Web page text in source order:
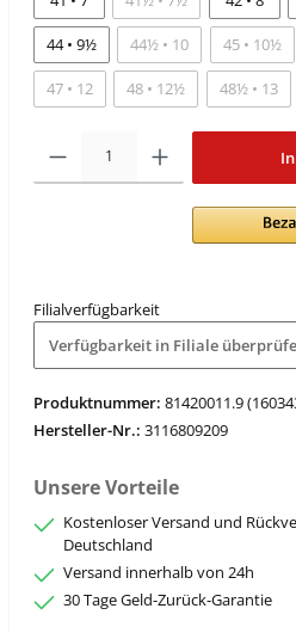
44 • 9½ 44½ • 10 45 • 10½
47 • 12 48 • 12½ 48½ • 13
Filialverfügbarkeit
Verfügbarkeit in Filiale
Produktnummer: 81420011.9
Hersteller-Nr.: 3116809209
Unsere Vorteile
Kostenloser Versand und
Deutschland
Versand innerhalb von 24h
30 Tage Geld-Zurück-Garantie